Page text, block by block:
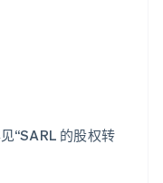
“SARL 的股权转